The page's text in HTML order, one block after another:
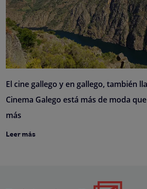
El cine gallego y en gallego, también
Cinema Galego está más de moda
más
Leer más